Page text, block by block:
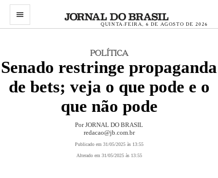
menu
QUINTA-FEIRA, 6 DE AGOSTO DE 2026
POLÍTICA
Senado restringe propaganda
de bets; veja o que pode e o
que não pode
Por JORNAL DO BRASIL
redacao@jb.com.br
Publicado em 31/05/2025 às 13:55
Alterado em 31/05/2025 às 13:55